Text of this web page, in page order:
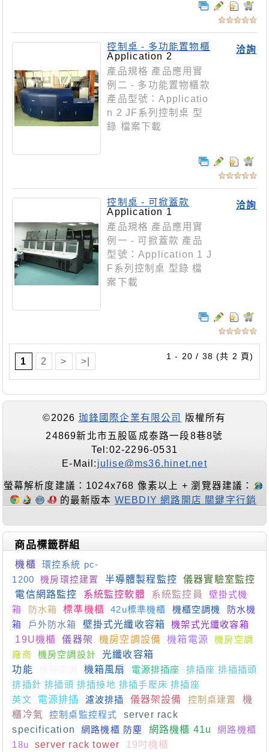
洽詢
控制桌 - 多功能置物櫃
款
Application 2
產品規格 產品應用實
例二 - 多功能置物櫃款
產品型號：Applicatio
n 2 JF系列控制桌 型
錄 檔案下載
洽詢
控制桌 - 可掀蓋款
Application 1
產品規格 產品應用實
例一 - 可掀蓋款 產品
型號：Application 1 J
F系列控制桌 型錄 檔
案下載
1 2 > >| 1 - 20 / 38 (共 2 頁)
©2026 珈鋒國際企業有限公司
版權所有
24869新北市五股區成泰路一段8巷8號
Tel:02-2296-0531
E-Mail: julise@ms36.hinet.net
螢幕解析度建議：1024x768 像素以上 + 瀏覽器建議：
的最新版本 WEBDIY 網路開店 關鍵字行銷
商品標籤群組
機櫃
環控系統 pc-
1200
機房環控建置 半導體製程監控
儀器實驗室監控
電信網路監控
系統監控軟體 系統監控員
壁掛式機
箱
防水箱 標準機櫃 42u標準機櫃 機櫃空調機
防水機
箱
戶外防水箱 壁掛式光纖收容箱
機架式光纖收容箱
19U機櫃
儀器架 機房空調設備 機箱電源
機房空調
廠商
機房空調設計
光纖收容箱
功能
機箱風扇 電源排插座
排插座 排插插頭
排插針 排插頭 排插接地 排插手壓床 排插座
英文
電源排插 濾波排插 儀器架設備 控制桌建置
機
櫃冷氣
控制桌監控程式
server rack
specification
網路機櫃 防塵 網路機櫃 41u
網路機櫃
18u
server rack tower
19吋機櫃